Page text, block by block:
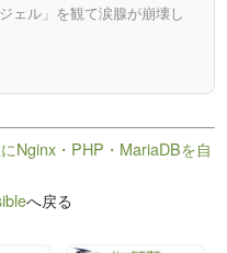
ェル」を観て涙腺が崩壊し
Nginx・PHP・MariaDBを自
へ戻る